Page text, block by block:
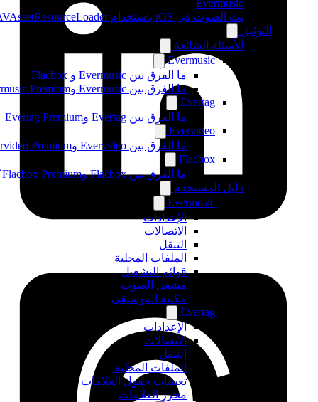
Evermusic
بث الصوت في iOS باستخدام AVAssetResourceLoader
التوثيق
الأسئلة الشائعة
Evermusic
ما الفرق بين Evermusic و Flacbox
ما الفرق بين Evermusic وEvermusic Premium
Evertag
ما الفرق بين Evertag وEvertag Premium
Evervideo
ما الفرق بين Evervideo وEvervideo Premium؟
Flacbox
ما الفرق بين Flacbox وFlacbox Premium؟
دليل المستخدم
Evermusic
الإعدادات
الاتصالات
التنقل
الملفات المحلية
قوائم التشغيل
مشغل الصوت
مكتبة الموسيقى
Evertag
الإعدادات
الاتصالات
التنقل
الملفات المحلية
تعيينات حقول العلامات
محرر العلامات